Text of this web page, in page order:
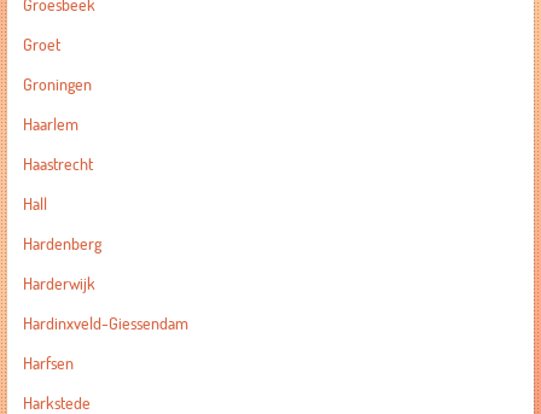
Groesbeek
Groet
Groningen
Haarlem
Haastrecht
Hall
Hardenberg
Harderwijk
Hardinxveld-Giessendam
Harfsen
Harkstede